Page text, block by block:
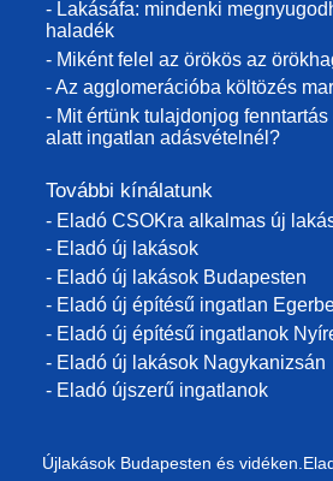
- Lakásáfa: mindenki
haladék
- Miként felel az örökös az
- Az agglomerációba költözés
- Mit értünk tulajdonjog
alatt ingatlan adásvételnél?
További kínálatunk
- Eladó CSOKra alkalmas új
- Eladó új lakások
- Eladó új lakások Budapesten
- Eladó új építésű ingatlan
- Eladó új építésű ingatlanok
- Eladó új lakások Nagykanizsán
- Eladó újszerű ingatlanok
Újlakások Budapesten és